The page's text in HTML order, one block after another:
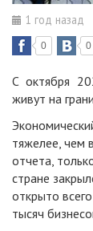
1 год назад
0 0
С октября
живут на
тяжелее, чем
отчета,
стране
открыто
тысяч